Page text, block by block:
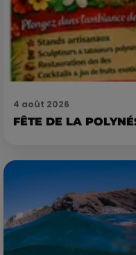
4 août 2026
FÊTE DE LA